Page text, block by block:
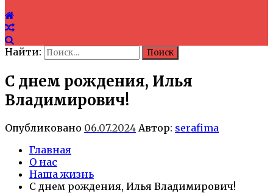
Найти:
С днем рождения, Илья
Владимирович!
Опубликовано 06.07.2024 Автор: serafima
Главная
О нас
Наша жизнь
С днем рождения, Илья Владимирович!